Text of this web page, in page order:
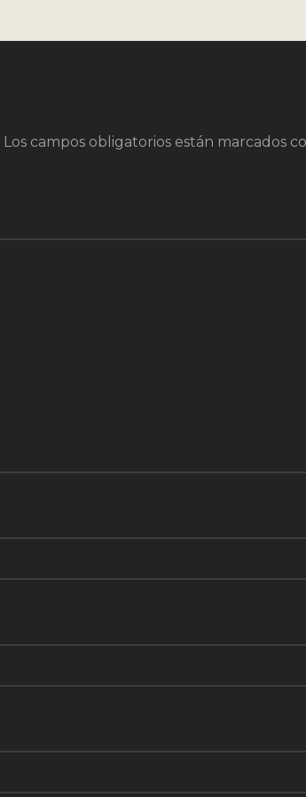
Los campos obligatorios están marcados